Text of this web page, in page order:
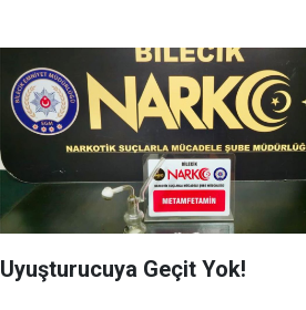
Uyuşturucuya Geçit Yok!